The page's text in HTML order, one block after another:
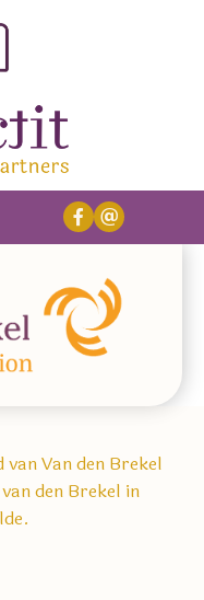
Van den Brekel
den Brekel in